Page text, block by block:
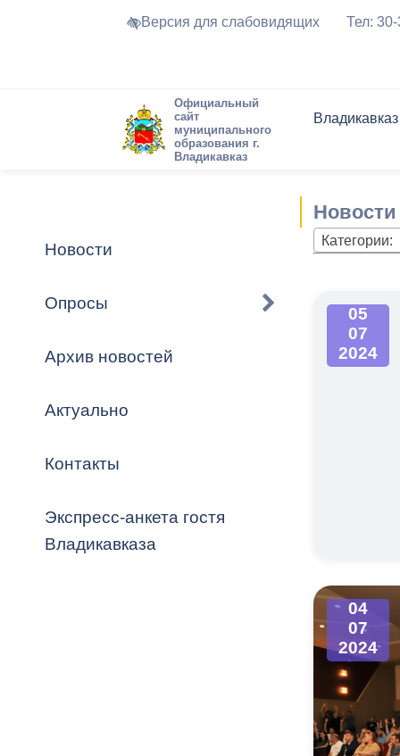
Версия для слабовидящих Тел:
Официальный
сайт
муниципального
образования г.
Владикавказ
Владикавказ
Устав города
Города-
Торги и
Формы
ОРВ и
Открытые
Обратная
Комиссии
График
Новостная
Актуально
Новости
Опросы
Архив новостей
Актуально
Контакты
Экспресс-анкета гостя
Владикавказа
Новости
Категории:
05
07
2024
04
07
2024